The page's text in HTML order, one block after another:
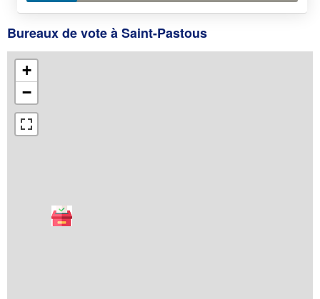
Bureaux de vote à Saint-Pastous
+
−